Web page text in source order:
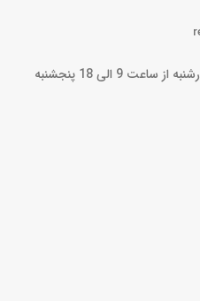
ساعات پاسخگویی : شنبه تا چهارشنبه از ساعت 9 الی 18 پنجشنبه